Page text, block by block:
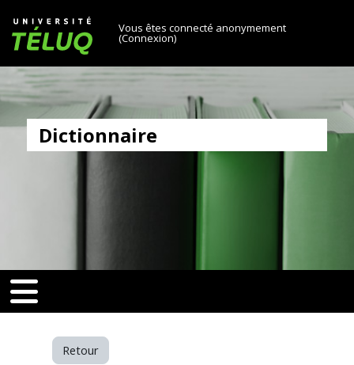
Université TÉLUQ
Vous êtes connecté anonymement
(Connexion)
Dictionnaire
[[nav-toggle]]
toggle]]
Retour